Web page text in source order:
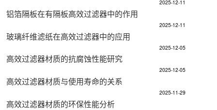
2025-12-11
铝箔隔板在有隔板高效过滤器中的作用​
2025-12-11
玻璃纤维滤纸在高效过滤器中的应用​
2025-12-05
高效过滤器材质的抗腐蚀性能研究​
2025-12-05
高效过滤器材质与使用寿命的关系​
2025-11-29
高效过滤器材质的环保性能分析​